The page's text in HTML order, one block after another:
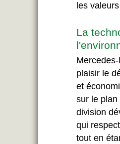
les
La
plaisir le
et
sur le
division
qui
tout en